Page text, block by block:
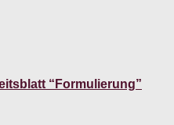
“Formulierung”